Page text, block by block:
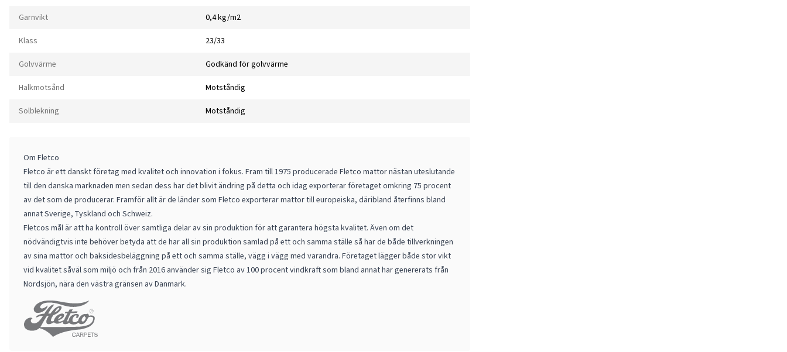
Garnvikt 0,4 kg/m2
Klass 23/33
Golvvärme Godkänd för golvvärme
Halkmotsånd Motståndig
Solblekning Motståndig
Om Fletco
Fletco är ett danskt företag med kvalitet och innovation i fokus. Fram till 1975 producerade Fletco mattor nästan uteslutande
till den danska marknaden men sedan dess har det blivit ändring på detta och idag exporterar företaget omkring 75 procent
av det som de producerar. Framför allt är de länder som Fletco exporterar mattor till europeiska, däribland återfinns bland
annat Sverige, Tyskland och Schweiz.
Fletcos mål är att ha kontroll över samtliga delar av sin produktion för att garantera högsta kvalitet. Även om det
nödvändigtvis inte behöver betyda att de har all sin produktion samlad på ett och samma ställe så har de både tillverkningen
av sina mattor och baksidesbeläggning på ett och samma ställe, vägg i vägg med varandra. Företaget lägger både stor vikt
vid kvalitet såväl som miljö och från 2016 använder sig Fletco av 100 procent vindkraft som bland annat har genererats från
Nordsjön, nära den västra gränsen av Danmark.